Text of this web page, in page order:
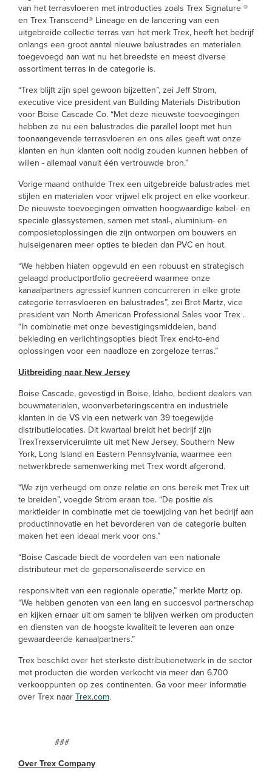
van het terrasvloeren met introducties zoals Trex Signature ®
en Trex Transcend® Lineage en de lancering van een
uitgebreide collectie terras van het merk Trex, heeft het bedrijf
onlangs een groot aantal nieuwe balustrades en materialen
toegevoegd aan wat nu het breedste en meest diverse
assortiment terras in de categorie is.
“Trex blijft zijn spel gewoon bijzetten”, zei Jeff Strom,
executive vice president van Building Materials Distribution
voor Boise Cascade Co. “Met deze nieuwste toevoegingen
hebben ze nu een balustrades die parallel loopt met hun
toonaangevende terrasvloeren en ons alles geeft wat onze
klanten en hun klanten ooit nodig zouden kunnen hebben of
willen - allemaal vanuit één vertrouwde bron.”
Vorige maand onthulde Trex een uitgebreide balustrades met
stijlen en materialen voor vrijwel elk project en elke voorkeur.
De nieuwste toevoegingen omvatten hoogwaardige kabel- en
speciale glassystemen, samen met staal-, aluminium- en
composietoplossingen die zijn ontworpen om bouwers en
huiseigenaren meer opties te bieden dan PVC en hout.
“We hebben hiaten opgevuld en een robuust en strategisch
gelaagd productportfolio gecreëerd waarmee onze
kanaalpartners agressief kunnen concurreren in elke grote
categorie terrasvloeren en balustrades”, zei Bret Martz, vice
president van North American Professional Sales voor Trex .
“In combinatie met onze bevestigingsmiddelen, band
bekleding en verlichtingsopties biedt Trex end-to-end
oplossingen voor een naadloze en zorgeloze terras.”
Uitbreiding naar New Jersey
Boise Cascade, gevestigd in Boise, Idaho, bedient dealers van
bouwmaterialen, woonverbeteringscentra en industriële
klanten in de VS via een netwerk van 39 toegewijde
distributielocaties. Dit kwartaal breidt het bedrijf zijn
TrexTrexserviceruimte uit met New Jersey, Southern New
York, Long Island en Eastern Pennsylvania, waarmee een
netwerkbrede samenwerking met Trex wordt afgerond.
“We zijn verheugd om onze relatie en ons bereik met Trex uit
te breiden”, voegde Strom eraan toe. “De positie als
marktleider in combinatie met de toewijding van het bedrijf aan
productinnovatie en het bevorderen van de categorie buiten
maken het een ideaal merk voor ons.”
“Boise Cascade biedt de voordelen van een nationale
distributeur met de gepersonaliseerde service en
responsiviteit van een regionale operatie,” merkte Martz op.
“We hebben genoten van een lang en succesvol partnerschap
en kijken ernaar uit om samen te blijven werken om producten
en diensten van de hoogste kwaliteit te leveren aan onze
gewaardeerde kanaalpartners.”
Trex beschikt over het sterkste distributienetwerk in de sector
met producten die worden verkocht via meer dan 6.700
verkooppunten op zes continenten. Ga voor meer informatie
over Trex naar Trex.com.
###
Over Trex Company